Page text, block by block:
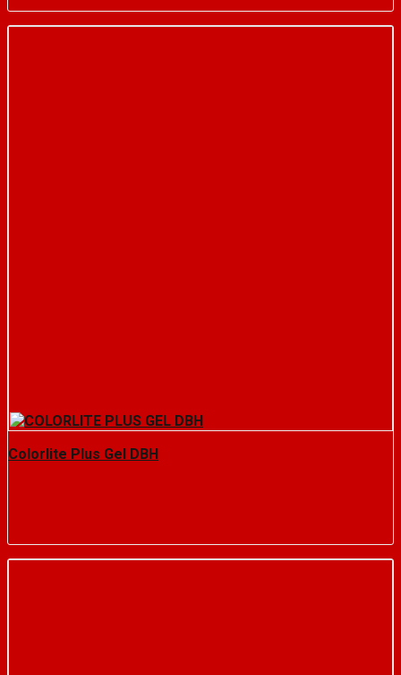
Colorlite Plus Gel DBH